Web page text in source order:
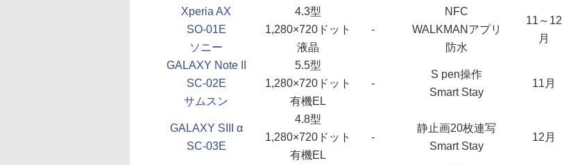
Xperia AX
SO-01E
ソニー
4.3型
1,280×720ドット
液晶
-
NFC
WALKMANアプリ
防水
11～12
月
GALAXY Note II
SC-02E
サムスン
5.5型
1,280×720ドット
有機EL
-
S pen操作
Smart Stay
11月
GALAXY SIII α
SC-03E
4.8型
1,280×720ドット
有機EL
-
静止画20枚連写
Smart Stay
12月